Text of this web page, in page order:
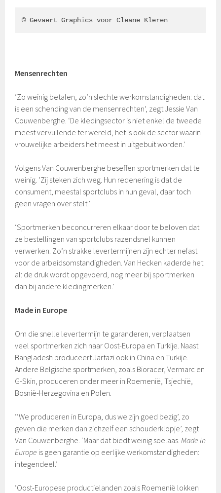
© Gevaert Graphics voor Cleane Kleren
Mensenrechten
‘Zo weinig betalen, zo’n slechte werkomstandigheden: dat
is een schending van de mensenrechten’, zegt Jessie Van
Couwenberghe. ‘De kledingsector is niet enkel de tweede
meest vervuilende ter wereld, het is ook de sector waarin
vrouwelijke arbeiders het meest in uitgebuit worden.’
Volgens Van Couwenberghe beseffen sportmerken dat te
weinig. ‘Zij steken zich weg. Hun redenering is dat de
consument, meestal sportclubs in hun geval, daar toch
geen vragen over stelt.’
‘Sportmerken beconcurreren elkaar door te beloven dat
ze bestellingen van sportclubs razendsnel kunnen
verwerken. Zo’n strakke levertermijnen zijn echter nefast
voor de arbeidsomstandigheden. Van Hecken kaderde het
al: de druk wordt opgevoerd, nog meer bij sportmerken
dan bij andere kledingmerken.’
Made in Europe
Om die snelle levertermijn te garanderen, verplaatsen
veel sportmerken zich naar Oost-Europa en Turkije. Naast
Bangladesh produceert Jartazi ook in China en Turkije.
Andere Belgische sportmerken, zoals Bioracer, Vermarc en
G-Skin, produceren onder meer in Roemenië, Tsjechië,
Bosnië-Herzegovina en Polen.
‘‘We produceren in Europa, dus we zijn goed bezig’, zo
geven die merken dan zichzelf een schouderklopje’, zegt
Van Couwenberghe. ‘Maar dat biedt weinig soelaas. Made in
Europe is geen garantie op eerlijke werkomstandigheden:
integendeel.’
‘Oost-Europese productielanden zoals Roemenië lokken